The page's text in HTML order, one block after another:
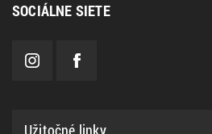
SOCIÁLNE SIETE
Užitočné linky